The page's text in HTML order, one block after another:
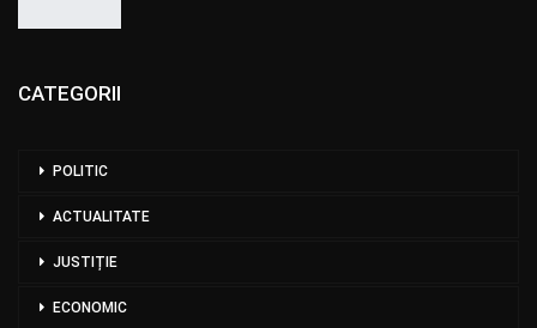
CATEGORII
POLITIC
ACTUALITATE
JUSTIȚIE
ECONOMIC